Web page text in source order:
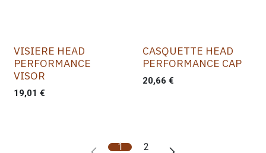
VISIERE HEAD
PERFORMANCE
VISOR
19,01 €
CASQUETTE HEAD
PERFORMANCE CAP
20,66 €
1 2